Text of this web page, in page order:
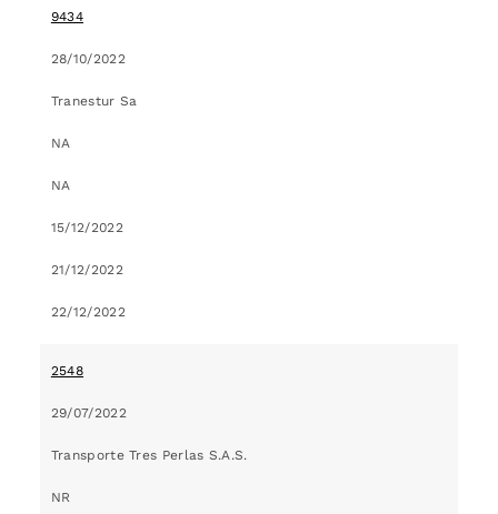
9434
28/10/2022
Tranestur Sa
NA
NA
15/12/2022
21/12/2022
22/12/2022
2548
29/07/2022
Transporte Tres Perlas S.A.S.
NR